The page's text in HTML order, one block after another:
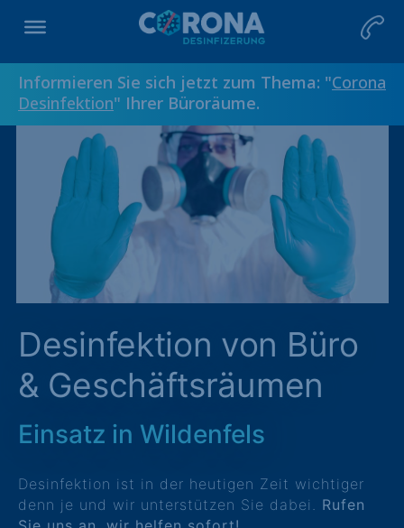
Informieren Sie sich jetzt zum Thema: "Corona
Desinfektion" Ihrer Büroräume.
Desinfektion von Büro
& Geschäftsräumen
Einsatz in Wildenfels
Desinfektion ist in der heutigen Zeit wichtiger
denn je und wir unterstützen Sie dabei. Rufen